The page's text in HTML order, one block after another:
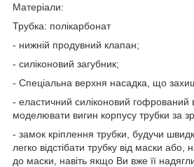
Матеріали:
Трубка: полікарбонат
- нижній продувний клапан;
- силіконовий загубник;
- Спеціальна верхня насадка, що
- еластичний силіконовий гофрований
моделювати вигин корпусу трубки за
- замок кріплення трубки, будучи
легко відстібати трубку від маски або,
до маски, навіть якщо Ви вже її